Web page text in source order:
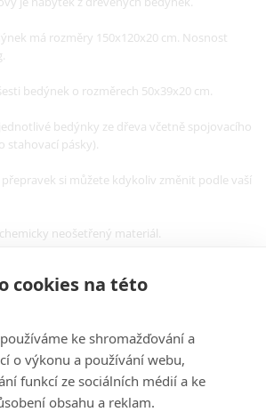
cookies na této
ke shromažďování a
o výkonu a používání webu,
funkcí ze sociálních médií a ke
obsahu a reklam.
má rozměry 150x120x20 cm. Nosnost
bedýnek o rozměrech 50x39x20 cm.
bedýnky ze dřeva včetně spojovacího
stahovací pásky).
si můžete kdykoliv změnit podle vaší
neošetřený materiál.